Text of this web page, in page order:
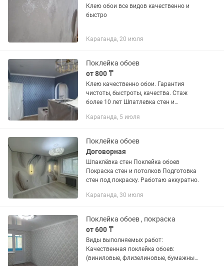
Клею обои все видов качественно и
быстро
Караганда, 20 июля
Поклейка обоев
от 800 ₸
Клею качественно обои. Гарантия
чистоты, быстроты, качества. Стаж
более 10 лет Шпатлевка стен и
Караганда, 5 июля
Поклейка обоев
Договорная
Шпаклёвка стен Поклейка обоев
Покраска стен и потолков Подготовка
стен под покраску. Работаю аккуратно.
Караганда, 30 июля
Поклейка обоев , покраска
от 600 ₸
Виды выполняемых работ:
Качественная поклейка обоев:
(виниловые, флизелиновые, бумажные,